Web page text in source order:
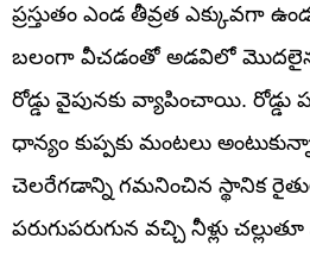
ప్రస్తుతం ఎండ తీవ్రత ఎక్కువగా
బలంగా వీచడంతో అడవిలో మొదలైన
రోడ్డు వైపునకు వ్యాపించాయి.
ధాన్యం కుప్పకు మంటలు
చెలరేగడాన్ని గమనించిన స్థానిక
పరుగుపరుగున వచ్చి నీళ్లు